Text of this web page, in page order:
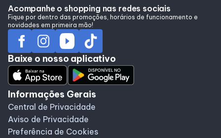
Lojas e Restaurantes
Lojas
Alimentação
Delivery
Programa de Benefícios
Acompanhe o shopping nas redes sociais
Fique por dentro das promoções, horários de funcionamento e
novidades em primeira mão!
Baixe o nosso aplicativo
Informações Gerais
Central de Privacidade
Aviso de Privacidade
Preferência de Cookies